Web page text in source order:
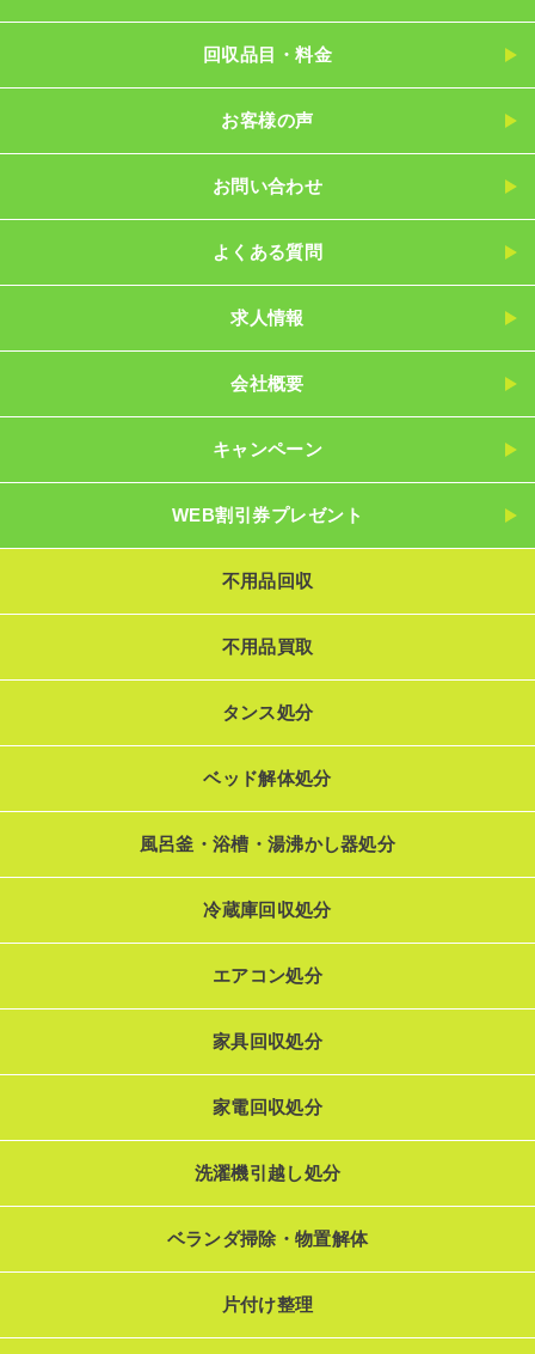
回収品目・料金
お客様の声
お問い合わせ
よくある質問
求人情報
会社概要
キャンペーン
WEB割引券プレゼント
不用品回収
不用品買取
タンス処分
ベッド解体処分
風呂釜・浴槽・湯沸かし器処分
冷蔵庫回収処分
エアコン処分
家具回収処分
家電回収処分
洗濯機引越し処分
ベランダ掃除・物置解体
片付け整理